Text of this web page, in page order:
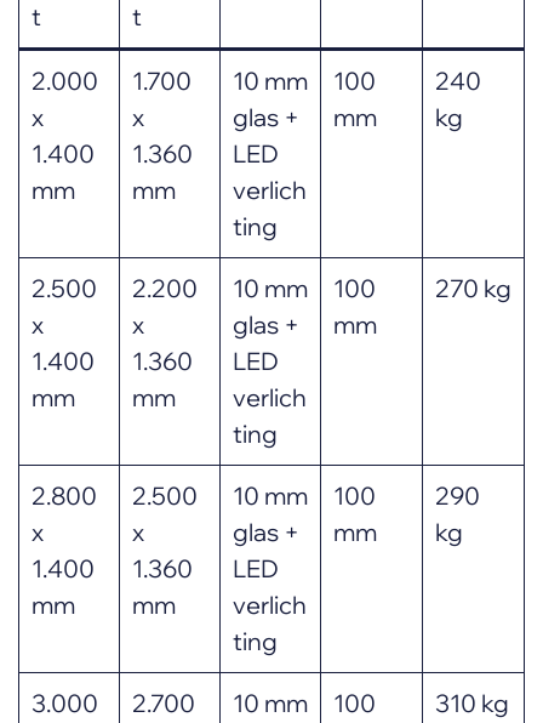
t
t
2.000
x
1.400
mm
1.700
x
1.360
mm
10 mm
glas +
LED
verlich
ting
100
mm
240
kg
2.500
x
1.400
mm
2.200
x
1.360
mm
10 mm
glas +
LED
verlich
ting
100
mm
270 kg
2.800
x
1.400
mm
2.500
x
1.360
mm
10 mm
glas +
LED
verlich
ting
100
mm
290
kg
3.000
2.700
10 mm
100
310 kg